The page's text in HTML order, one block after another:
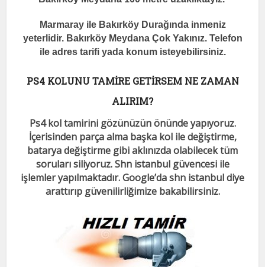
Marmaray ile Bakırköy Durağında inmeniz
yeterlidir. Bakırköy Meydana Çok Yakınız. Telefon
ile adres tarifi yada konum isteyebilirsiniz.
PS4 KOLUNU TAMİRE GETİRSEM NE ZAMAN
ALIRIM?
Ps4 kol tamirini gözünüzün önünde yapıyoruz.
İçerisinden parça alma başka kol ile değiştirme,
batarya değiştirme gibi aklınızda olabilecek tüm
soruları siliyoruz. Shn istanbul güvencesi ile
işlemler yapılmaktadır. Google’da shn istanbul diye
arattırıp güvenilirliğimize bakabilirsiniz.